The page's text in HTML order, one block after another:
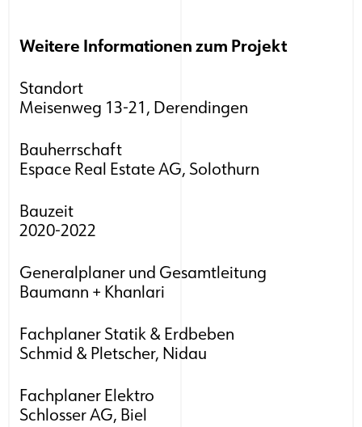
Weitere Informationen zum Projekt
Standort
Meisenweg 13-21, Derendingen
Bauherrschaft
Espace Real Estate AG, Solothurn
Bauzeit
2020-2022
Generalplaner und Gesamtleitung
Baumann + Khanlari
Fachplaner Statik & Erdbeben
Schmid & Pletscher, Nidau
Fachplaner Elektro
Schlosser AG, Biel